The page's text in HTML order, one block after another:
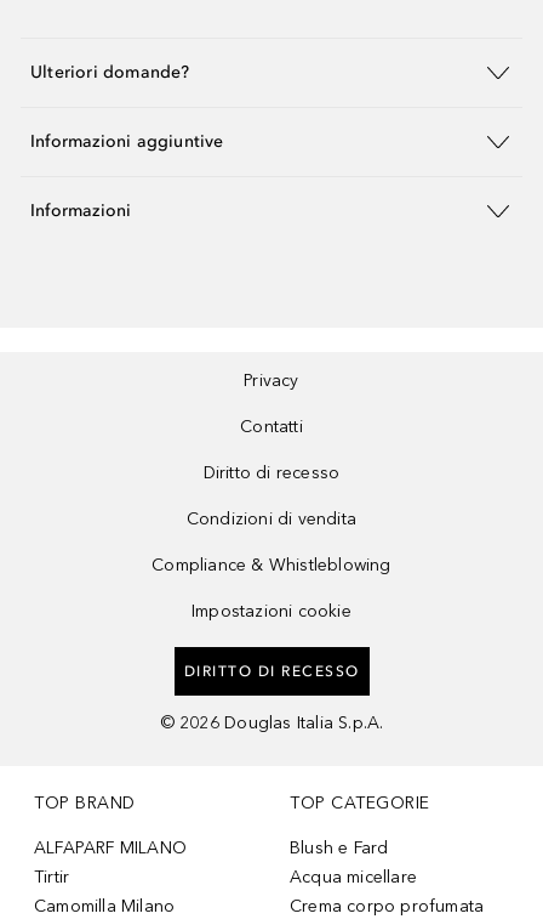
Ulteriori domande?
Informazioni aggiuntive
Informazioni
Privacy
Contatti
Diritto di recesso
Condizioni di vendita
Compliance & Whistleblowing
Impostazioni cookie
DIRITTO DI RECESSO
© 2026 Douglas Italia S.p.A.
TOP BRAND
ALFAPARF MILANO
Tirtir
Camomilla Milano
TOP CATEGORIE
Blush e Fard
Acqua micellare
Crema corpo profumata